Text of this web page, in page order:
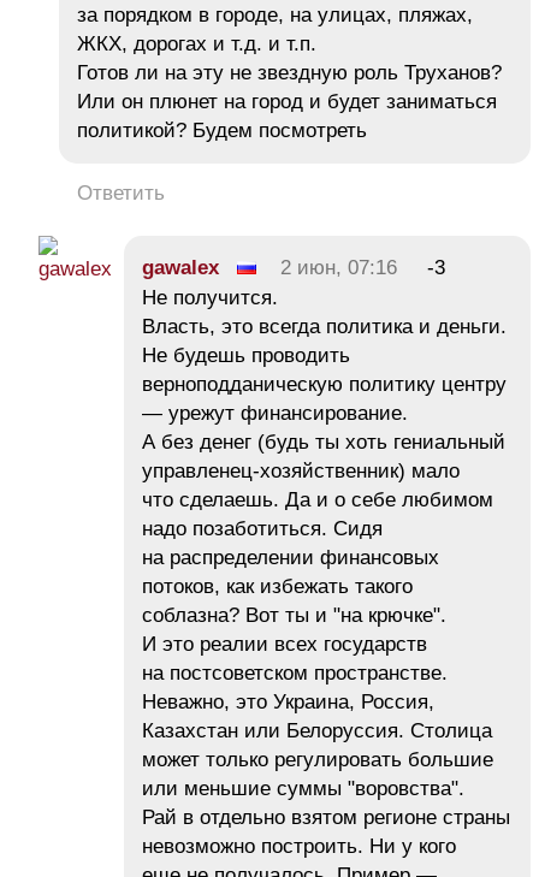
за порядком в городе, на улицах, пляжах,
ЖКХ, дорогах и т.д. и т.п.
Готов ли на эту не звездную роль Труханов?
Или он плюнет на город и будет заниматься
политикой? Будем посмотреть
Ответить
gawalex 2 июн, 07:16
-3
Не получится.
Власть, это всегда политика и деньги.
Не будешь проводить
верноподданическую политику центру
— урежут финансирование.
А без денег (будь ты хоть гениальный
управленец-хозяйственник) мало
что сделаешь. Да и о себе любимом
надо позаботиться. Сидя
на распределении финансовых
потоков, как избежать такого
соблазна? Вот ты и "на крючке".
И это реалии всех государств
на постсоветском пространстве.
Неважно, это Украина, Россия,
Казахстан или Белоруссия. Столица
может только регулировать большие
или меньшие суммы "воровства".
Рай в отдельно взятом регионе страны
невозможно построить. Ни у кого